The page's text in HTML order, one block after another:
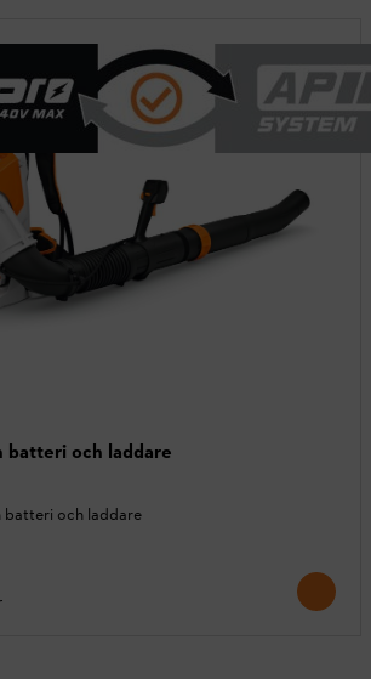
batteri och laddare
batteri och laddare